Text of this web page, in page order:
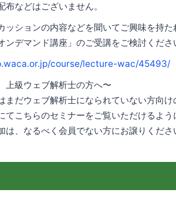
布などはございません。
ッションの内容などを聞いてご興味を持た
ンデマンド講座」のご受講をご検討くださ
course/lecture-wac/45493/
上級ウェブ解析士の方へ〜
まだウェブ解析士になられていない方向
てこちらのセミナーをご覧いただけるよ
は、なるべく会員でない方にお譲りくださ